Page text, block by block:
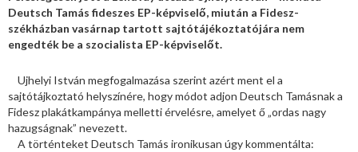
Deutsch Tamás fideszes EP-képviselő, miután a Fidesz-
székházban vasárnap tartott sajtótájékoztatójára nem
engedték be a szocialista EP-képviselőt.
Ujhelyi István megfogalmazása szerint azért ment el a
sajtótájkoztató helyszínére, hogy módot adjon Deutsch Tamásnak a
Fidesz plakátkampánya melletti érvelésre, amelyet ő „ordas nagy
hazugságnak” nevezett.
A történteket Deutsch Tamás ironikusan úgy kommentálta: